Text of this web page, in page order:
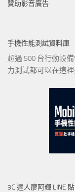
贊助影音廣告
手機性能測試資料庫
超過 500 台行動設
力測試都可以在這裡
3C 達人廖阿輝 LINE